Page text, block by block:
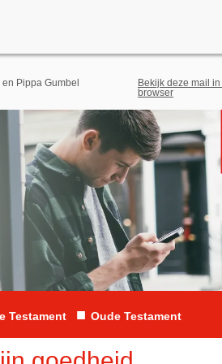
Pippa Gumbel
Bekijk deze mail
browser
Testament ■ Oude Testament